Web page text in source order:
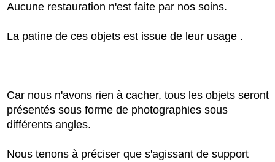
Aucune restauration n'est faite par nos soins.
La patine de ces objets est issue de leur usage .
Car nous n'avons rien à cacher, tous les objets seront
présentés sous forme de photographies sous
différents angles.
Nous tenons à préciser que s'agissant de support